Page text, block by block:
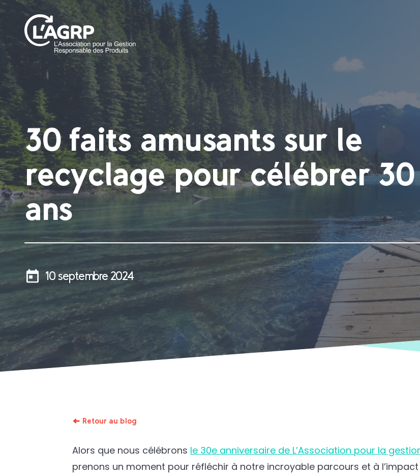
30 faits amusants sur le
recyclage pour célébrer 30
ans
10 septembre 2024
Retour au blog
Alors que nous célébrons le 30e anniversaire de L’Association pour la
prenons un moment pour réfléchir à notre incroyable parcours et à